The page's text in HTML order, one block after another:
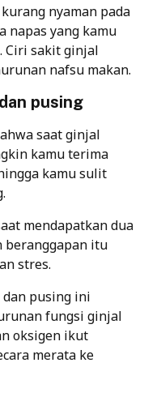
nyaman pada
napas yang kamu
Ciri sakit ginjal
nafsu makan.
pusing
saat ginjal
kamu terima
kamu sulit
mendapatkan dua
beranggapan itu
stres.
pusing ini
fungsi ginjal
oksigen ikut
merata ke